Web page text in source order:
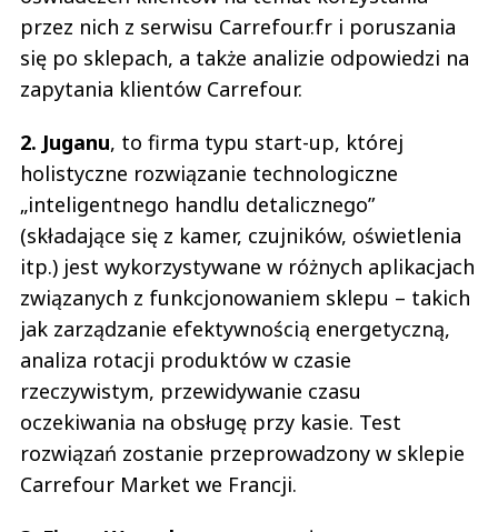
przez nich z serwisu Carrefour.fr i poruszania
się po sklepach, a także analizie odpowiedzi na
zapytania klientów Carrefour.
2. Juganu, to firma typu start-up, której
holistyczne rozwiązanie technologiczne
„inteligentnego handlu detalicznego”
(składające się z kamer, czujników, oświetlenia
itp.) jest wykorzystywane w różnych aplikacjach
związanych z funkcjonowaniem sklepu – takich
jak zarządzanie efektywnością energetyczną,
analiza rotacji produktów w czasie
rzeczywistym, przewidywanie czasu
oczekiwania na obsługę przy kasie. Test
rozwiązań zostanie przeprowadzony w sklepie
Carrefour Market we Francji.